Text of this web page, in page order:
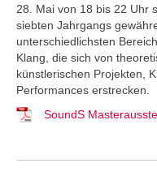
28. Mai von 18 bis 22 Uhr
siebten Jahrgangs
unterschiedlichsten
Klang, die sich von
künstlerischen Projekten,
Performances erstrecken.
SoundS